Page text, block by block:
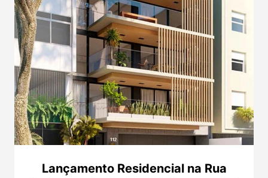
Lançamento Residencial na Rua